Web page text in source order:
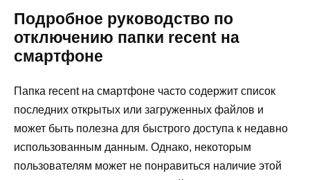
Подробное руководство по
отключению папки recent на
смартфоне
Папка recent на смартфоне часто содержит список
последних открытых или загруженных файлов и
может быть полезна для быстрого доступа к недавно
использованным данным. Однако, некоторым
пользователям может не понравиться наличие этой